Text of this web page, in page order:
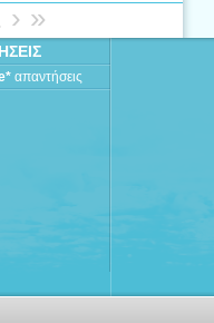
› »
απαντήσεις